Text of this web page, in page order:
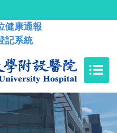
健康通報
記系統